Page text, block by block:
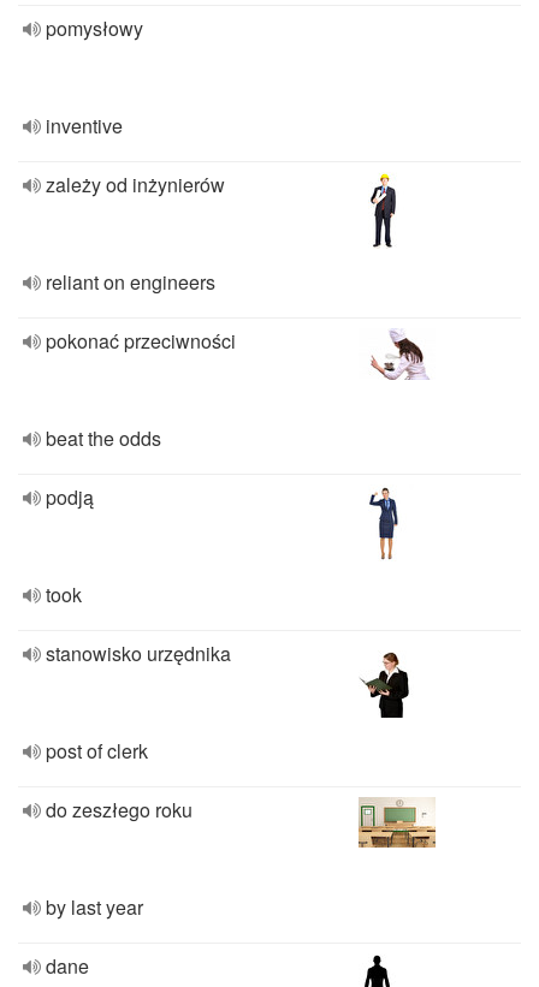
pomysłowy
inventive
zależy od inżynierów
reliant on engineers
pokonać przeciwności
beat the odds
podją
took
stanowisko urzędnika
post of clerk
do zeszłego roku
by last year
dane